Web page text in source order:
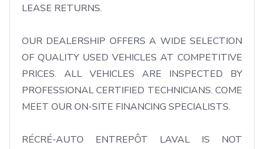
LEASE RETURNS.
OUR DEALERSHIP OFFERS A WIDE SELECTION
OF QUALITY USED VEHICLES AT COMPETITIVE
PRICES. ALL VEHICLES ARE INSPECTED BY
PROFESSIONAL CERTIFIED TECHNICIANS. COME
MEET OUR ON-SITE FINANCING SPECIALISTS.
RÉCRÉ-AUTO ENTREPÔT LAVAL IS NOT